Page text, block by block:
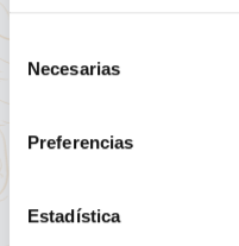
Selección
Necesarias
Preferencias
Estadística